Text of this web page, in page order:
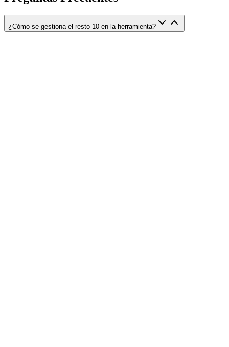
¿Cómo se gestiona el resto 10 en la herramienta?